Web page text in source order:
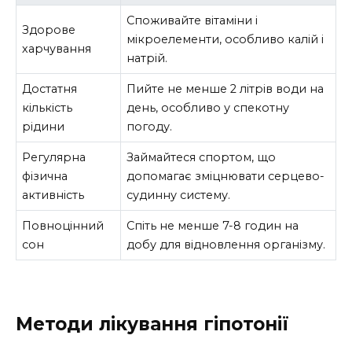
Здорове
харчування
Споживайте вітаміни і
мікроелементи, особливо калій і
натрій.
Достатня
кількість
рідини
Пийте не менше 2 літрів води на
день, особливо у спекотну
погоду.
Регулярна
фізична
активність
Займайтеся спортом, що
допомагає зміцнювати серцево-
судинну систему.
Повноцінний
сон
Спіть не менше 7-8 годин на
добу для відновлення організму.
Методи лікування гіпотонії